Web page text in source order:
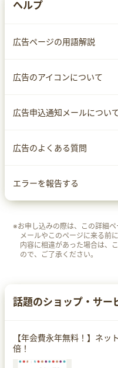
ヘルプ
広告ページの用語解説
広告のアイコンについて
広告申込通知メールについ
広告のよくある質問
エラーを報告する
※お申し込みの際は、この詳細ペ
メールやこのページに来る前
内容に相違があった場合は、
ので、ご了承ください。
話題のショップ・サー
【年会費永年無料！】ネ
倍！